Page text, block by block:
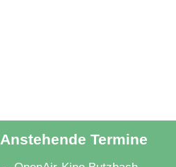
Anstehende Termine